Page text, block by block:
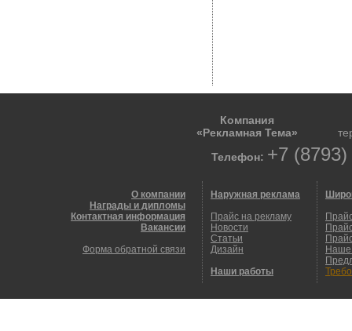
Компания
«Рекламная Тема»
Телефон: +7
О компании
Награды и дипломы
Контактная информация
Вакансии
Форма обратной связи
Наружная реклама
Прайс на рекламу
Новости
Статьи
Дизайн
Наши работы
Наше